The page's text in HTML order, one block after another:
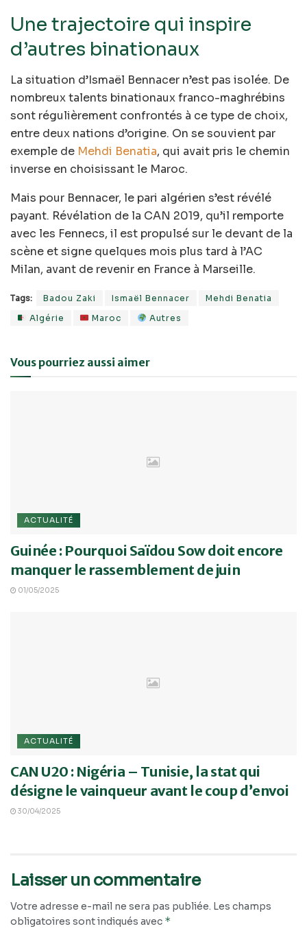
Une trajectoire qui inspire
d’autres binationaux
La situation d’Ismaël Bennacer n’est pas isolée. De
nombreux talents binationaux franco-maghrébins
sont régulièrement confrontés à ce type de choix,
entre deux nations d’origine. On se souvient par
exemple de Mehdi Benatia, qui avait pris le chemin
inverse en choisissant le Maroc.
Mais pour Bennacer, le pari algérien s’est révélé
payant. Révélation de la CAN 2019, qu’il remporte
avec les Fennecs, il est propulsé sur le devant de la
scène et signe quelques mois plus tard à l’AC
Milan, avant de revenir en France à Marseille.
Tags: Badou Zaki Ismaël Bennacer
Mehdi Benatia
Algérie
Maroc Autres
Vous pourriez aussi aimer
ACTUALITÉ
Guinée : Pourquoi Saïdou Sow doit encore
manquer le rassemblement de juin
01/05/2025
ACTUALITÉ
CAN U20 : Nigéria – Tunisie, la stat qui
désigne le vainqueur avant le coup d’envoi
30/04/2025
Laisser un commentaire
Votre adresse e-mail ne sera pas publiée. Les champs
obligatoires sont indiqués avec *